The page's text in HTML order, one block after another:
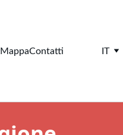
MappaContatti IT